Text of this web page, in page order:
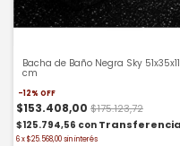
Bacha de Baño Negra Sky 51x35x11
cm
-12%OFF
$153.408,00 $175.123,72
$125.794,56 con
6x$25.568,00sin interés